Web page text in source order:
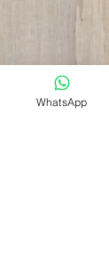
WhatsApp